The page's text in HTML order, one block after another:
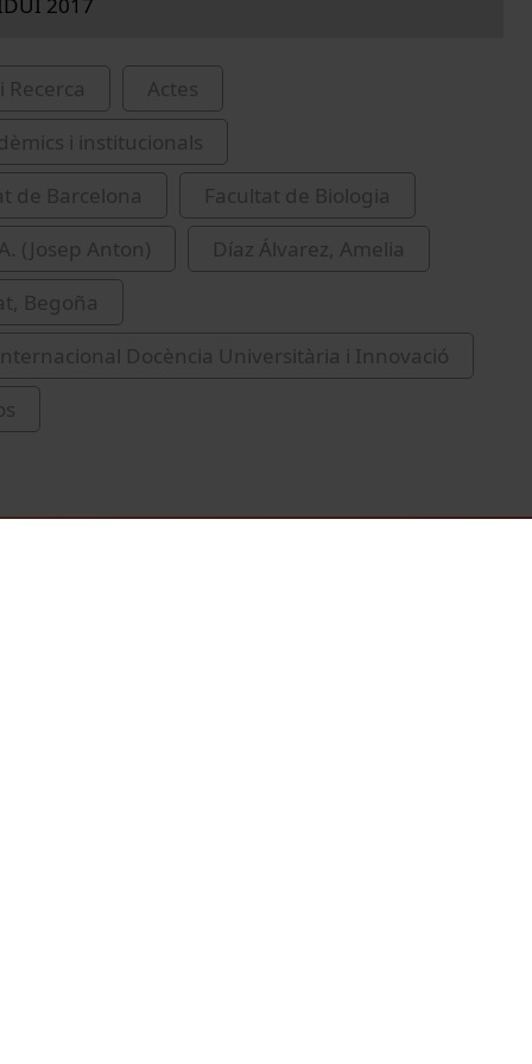
2017
Recerca
Actes
i institucionals
de Barcelona
Facultat de Biologia
(Josep Anton)
Díaz Álvarez, Amelia
Begoña
Docència Universitària i Innovació